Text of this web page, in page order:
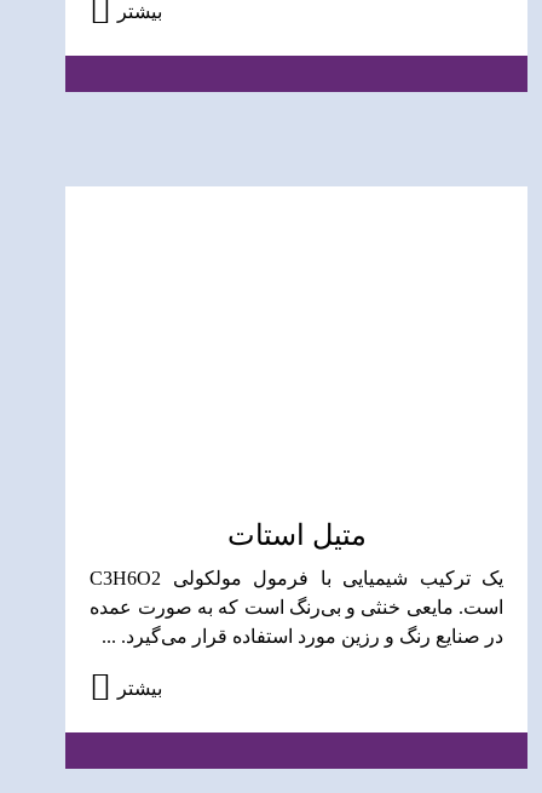
بیشتر
متیل استات
یک ترکیب شیمیایی با فرمول مولکولی C3H6O2
است. مایعی خنثی و بی‌رنگ است که به صورت عمده
در صنایع رنگ و رزین مورد استفاده قرار می‌گیرد. ...
بیشتر